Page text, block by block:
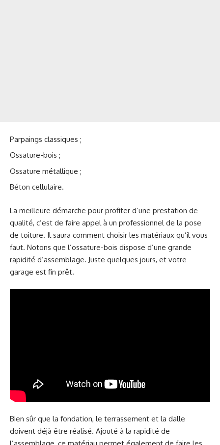
Parpaings classiques ;
Ossature-bois ;
Ossature métallique ;
Béton cellulaire.
La meilleure démarche pour profiter d’une prestation de
qualité, c’est de faire appel à un professionnel de la pose
de toiture. Il saura comment choisir les matériaux qu’il vous
faut. Notons que l’ossature-bois dispose d’une grande
rapidité d’assemblage. Juste quelques jours, et votre
garage est fin prêt.
Bien sûr que la fondation, le terrassement et la dalle
doivent déjà être réalisé. Ajouté à la rapidité de